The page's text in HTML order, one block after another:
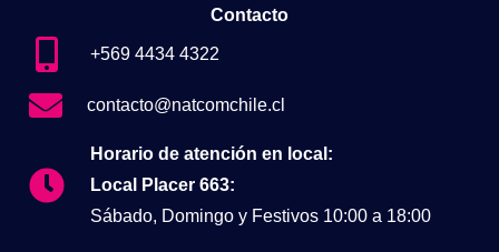
Contacto
+569 4434 4322
contacto@natcomchile.cl
Horario de atención en local:
Local Placer 663:
Sábado, Domingo y Festivos 10:00 a 18:00